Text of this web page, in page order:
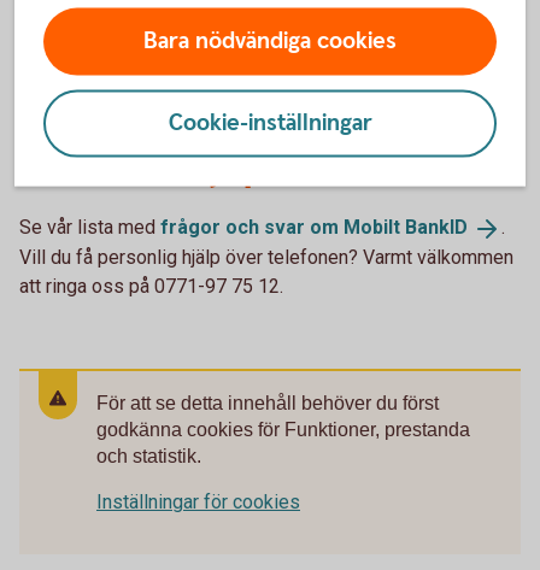
Se vår lista med frågor och svar om Mobilt BankID
.
Vill du få personlig hjälp över telefonen? Varmt välkommen
att ringa oss på 0771-97 75 12.
För att se detta innehåll behöver du först
godkänna cookies för Funktioner, prestanda
och statistik.
Inställningar för cookies
Bara nödvändiga cookies
Cookie-inställningar